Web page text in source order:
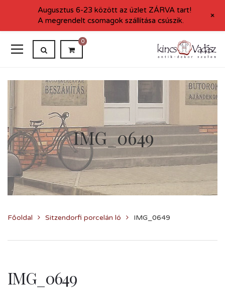
0
IMG_0649
Főoldal Sitzendorfi porcelán ló IMG_0649
IMG_0649
Augusztus 6-23 között az üzlet ZÁRVA tart!
A megrendelt csomagok szállítása csúszik.
+